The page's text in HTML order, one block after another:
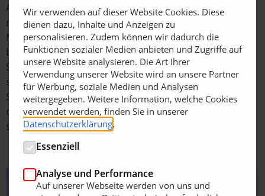
Als Zukunftsbühne gibt sich die demopark allerdings
nicht damit zufrieden, Innovation ausschließlich auf
Maschinen- und Geräte-Ebene zu thematisieren. „Das
beweisen seit vielen Jahren unsere spannenden
Sonderschauen, für die wir mittlerweile ebenso bekannt
sind wie für unser einzigartiges Demo-Konzept. Ziel der
Sonderschauen ist es, zu inspirieren, zu überraschen,
dazuzulernen, aber auch zum Querdenken anzuregen“,
so Scherer.
Wir verwenden auf dieser Website Cookies. Diese
dienen dazu, Inhalte und Anzeigen zu
personalisieren. Zudem können wir dadurch die
Funktionen sozialer Medien anbieten und Zugriffe auf
unsere Website analysieren. Die Art Ihrer
Verwendung unserer Website wird an unsere Partner
für Werbung, soziale Medien und Analysen
weitergegeben. Weitere Information, welche Cookies
verwendet werden, finden Sie in unserer
Datenschutzerklärung.
Essenziell
Analyse und Performance
Auf unserer Webseite werden von uns und